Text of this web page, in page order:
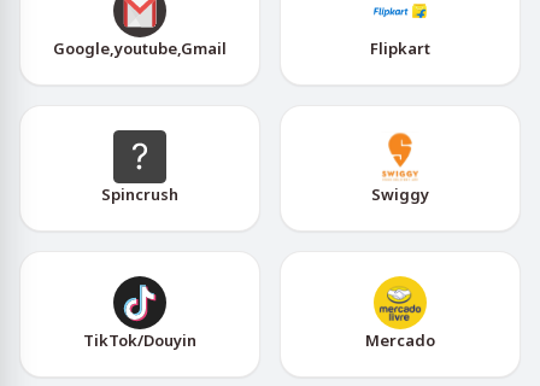
Google,youtube,Gmail Flipkart
Spincrush Swiggy
TikTok/Douyin Mercado